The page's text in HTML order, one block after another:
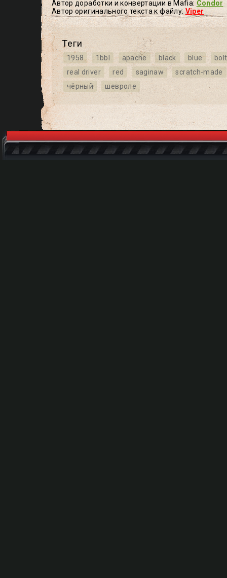
Автор доработки и конвертации в Mafia:Condor
Автор оригинального текста к файлу:Viper
Теги
1958 1bbl apache black blue
bolt
real driver
red saginaw
scratch-made
чёрный
шевроле